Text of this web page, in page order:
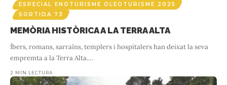
3 MIN LECTURA
Us presentem a l'Ester Andreu i el Jordi Pascual, els artífexs d'una
de les marques d'oli d'oliva que més despunta, amb el
reconeixement de premis…
ESPECIAL ENOTURISME OLEOTURISME 2025
SORTIDA 73
MEMÒRIA HISTÒRICA A LA TERRA ALTA
Íbers, romans, sarraïns, templers i hospitalers han deixat la seva
empremta a la Terra Alta.…
2 MIN LECTURA